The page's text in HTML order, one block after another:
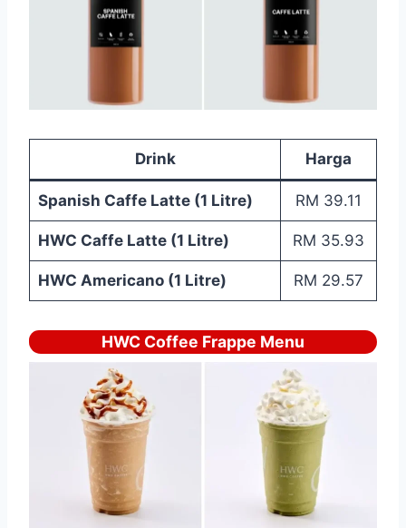
Drink Harga
Spanish Caffe Latte (1 Litre) RM 39.11
HWC Caffe Latte (1 Litre) RM 35.93
HWC Americano (1 Litre) RM 29.57
HWC Coffee Frappe Menu